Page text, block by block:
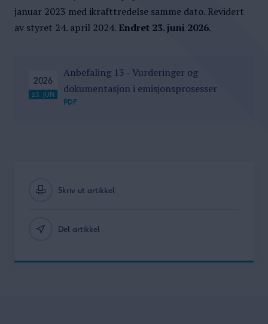
januar 2023 med ikrafttredelse samme dato. Revidert
av styret 24. april 2024. Endret 23. juni 2026.
23. JUN
2026
Anbefaling 13 - Vurderinger og
dokumentasjon i emisjonsprosesser
PDF
Skriv ut artikkel
Del artikkel